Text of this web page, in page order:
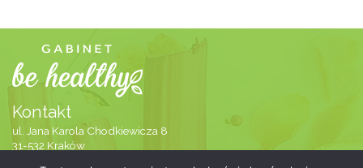
Kontakt
ul. Jana Karola Chodkiewicza 8
31-532 Kraków